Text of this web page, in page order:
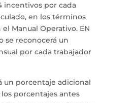
incentivos por cada
en los términos
Manual Operativo. EN
se reconocerá un
por cada trabajador
un porcentaje adicional
los porcentajes antes